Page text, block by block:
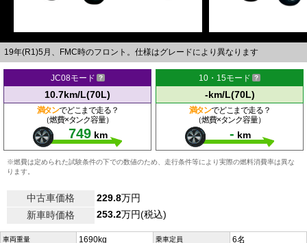
19年(R1)5月、FMC時のフロント。仕様はグレードにより異なります
JC08モード
10.7km/L(70L)
満タンでどこまで走る？
（燃費×タンク容量）
749 km
10・15モード
-km/L(70L)
満タンでどこまで走る？
（燃費×タンク容量）
- km
※燃費は定められた試験条件の下での数値のため、走行条件等により実際の燃料消費率は異な
ります。
中古車価格 229.8万円
新車時価格
253.2万円(税込)
車両重量 1690kg 乗車定員 6名